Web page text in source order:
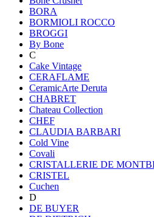
BORA
BORMIOLI ROCCO
BROGGI
By Bone
C
Cake Vintage
CERAFLAME
CeramicArte Deruta
CHABRET
Chateau Collection
CHEF
CLAUDIA BARBARI
Cold Vine
Covali
CRISTALLERIE DE
CRISTEL
Cuchen
D
DE BUYER